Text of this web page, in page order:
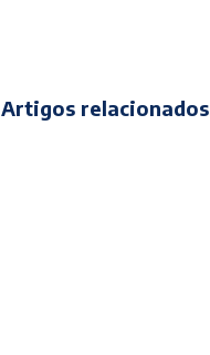
Artigos relacionados